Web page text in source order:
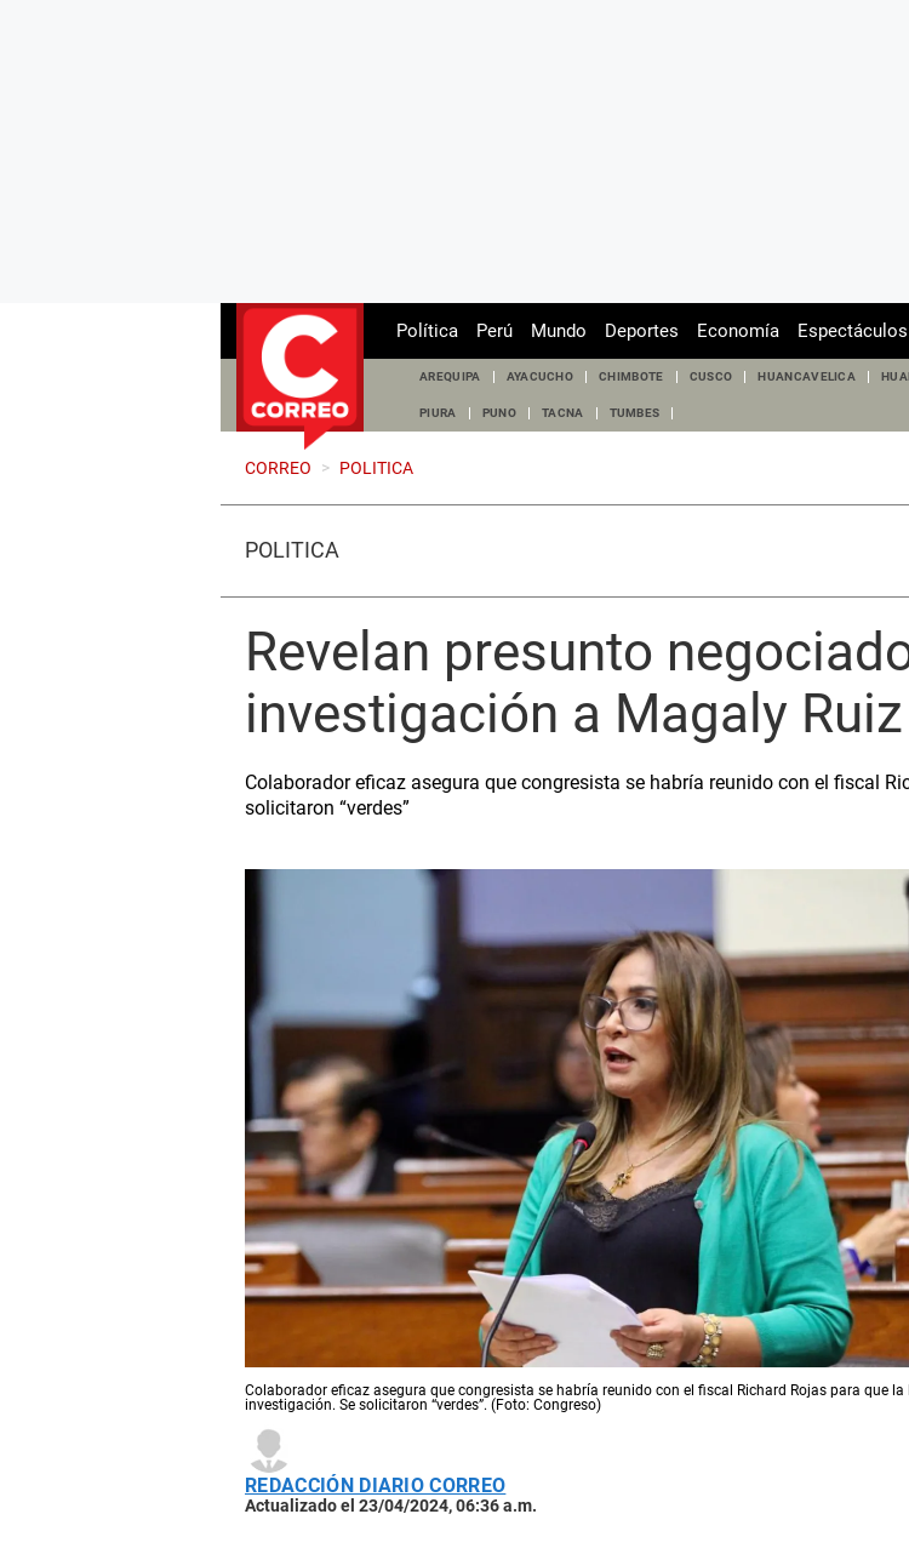
Política Perú Mundo Deportes Economía Espectáculos
AREQUIPA AYACUCHO CHIMBOTE CUSCO HUANCAVELICA
PIURA PUNO TACNA TUMBES
CORREO > POLITICA
POLÍTICA
Revelan presunto
investigación a Magaly Ruiz
Colaborador eficaz asegura que congresista se habría reunido con el fiscal
solicitaron “verdes”
Colaborador eficaz asegura que congresista se habría reunido con el fiscal Richard Rojas para que la
investigación. Se solicitaron “verdes”. (Foto: Congreso)
REDACCIÓN DIARIO CORREO
Actualizado el 23/04/2024, 06:36 a.m.